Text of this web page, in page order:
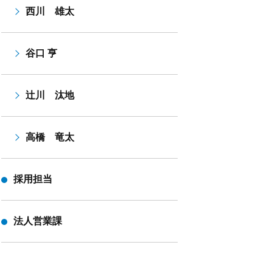
西川 雄太
谷口 亨
辻川 汰地
高橋 竜太
採用担当
法人営業課